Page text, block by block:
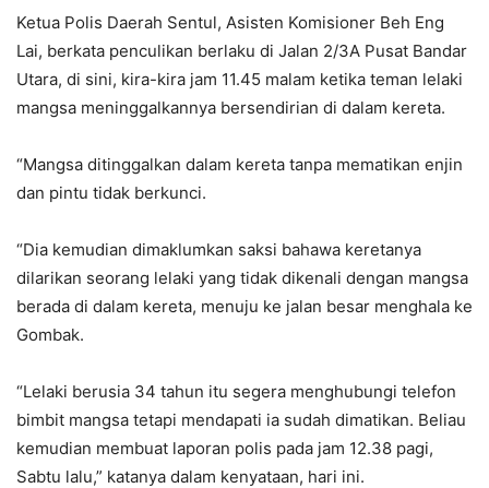
Ketua Polis Daerah Sentul, Asisten Komisioner Beh Eng
Lai, berkata penculikan berlaku di Jalan 2/3A Pusat Bandar
Utara, di sini, kira-kira jam 11.45 malam ketika teman lelaki
mangsa meninggalkannya bersendirian di dalam kereta.
“Mangsa ditinggalkan dalam kereta tanpa mematikan enjin
dan pintu tidak berkunci.
“Dia kemudian dimaklumkan saksi bahawa keretanya
dilarikan seorang lelaki yang tidak dikenali dengan mangsa
berada di dalam kereta, menuju ke jalan besar menghala ke
Gombak.
“Lelaki berusia 34 tahun itu segera menghubungi telefon
bimbit mangsa tetapi mendapati ia sudah dimatikan. Beliau
kemudian membuat laporan polis pada jam 12.38 pagi,
Sabtu lalu,” katanya dalam kenyataan, hari ini.